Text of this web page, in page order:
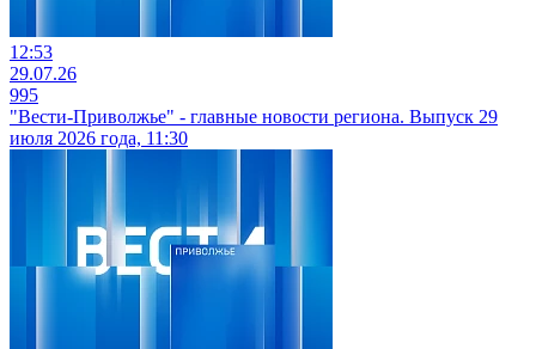
12:53
29.07.26
995
"Вести-Приволжье" - главные новости региона. Выпуск 29
июля 2026 года, 11:30